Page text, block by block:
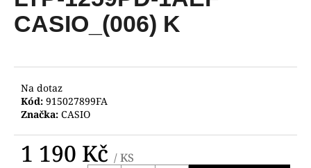
0,0
z
CASIO_(006) K
Na dotaz
Kód: 915027899FA
Značka: CASIO
1 190 Kč / KS
a
j
t
?
HLEDAT